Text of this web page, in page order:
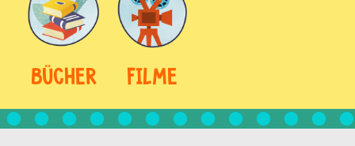
BÜCHER FILME